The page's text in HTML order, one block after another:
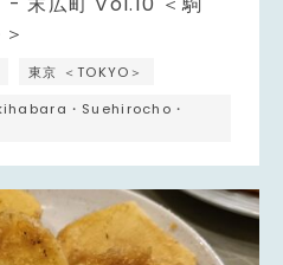
東京 ＜TOKYO＞
・Suehirocho・